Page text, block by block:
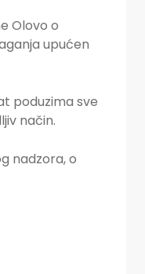
Olovo o
upućen
poduzima sve
način.
nadzora, o